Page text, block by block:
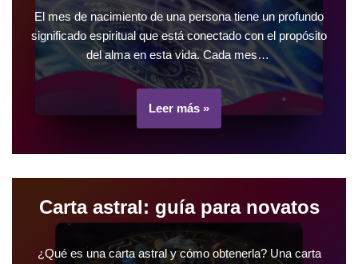
El mes de nacimiento de una persona tiene un profundo
significado espiritual que está conectado con el propósito
del alma en esta vida. Cada mes…
Leer más »
Carta astral: guía para novatos
¿Qué es una carta astral y cómo obtenerla? Una carta